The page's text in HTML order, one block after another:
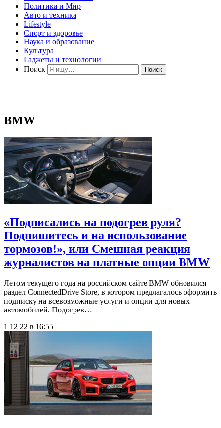
Политика и Мир
Авто и техника
Lifestyle
Спорт и здоровье
Наука и образование
Культура
Гаджеты и технологии
Поиск
BMW
«Подписались на подогрев руля?
Подпишитесь и на использование
тормозов!», или Смешная реакция
журналистов на платные опции BMW
Летом текущего года на российском сайте BMW обновился
раздел ConnectedDrive Store, в котором предлагалось оформить
подписку на всевозможные услуги и опции для новых
автомобилей. Подогрев…
1 12 22 в 16:55